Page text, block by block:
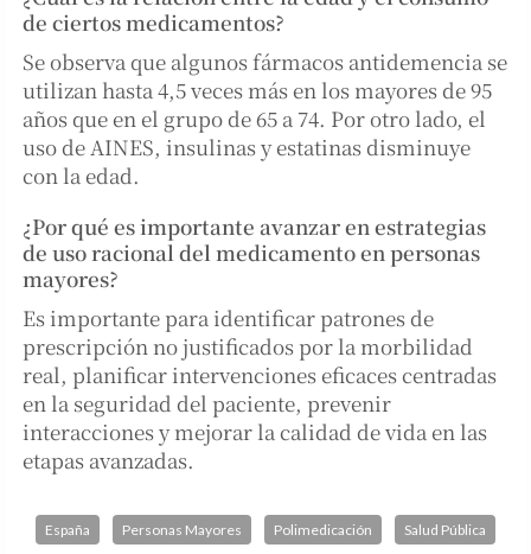
de ciertos medicamentos?
Se observa que algunos fármacos antidemencia se
utilizan hasta 4,5 veces más en los mayores de 95
años que en el grupo de 65 a 74. Por otro lado, el
uso de AINES, insulinas y estatinas disminuye
con la edad.
¿Por qué es importante avanzar en estrategias
de uso racional del medicamento en personas
mayores?
Es importante para identificar patrones de
prescripción no justificados por la morbilidad
real, planificar intervenciones eficaces centradas
en la seguridad del paciente, prevenir
interacciones y mejorar la calidad de vida en las
etapas avanzadas.
España Personas Mayores Polimedicación Salud Pública